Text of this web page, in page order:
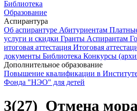
Библиотека
Образование
Аспирантура
Об аспирантуре Абитуриентам
услуги и скидки Гранты Аспирантам
итоговая аттестация Итоговая
документы Библиотека Конкурсы
Дополнительное образование
Повышение квалификации в
Фонда "НЭО" для детей
3(27)_Отмена